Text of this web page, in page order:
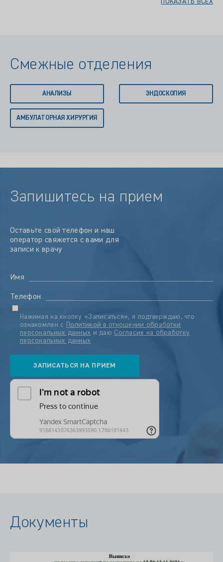
ПОКАЗАТЬ ВСЕХ
Смежные отделения
АНАЛИЗЫ ЭНДОСКОПИЯ
АМБУЛАТОРНАЯ ХИРУРГИЯ
Запишитесь на прием
Оставьте свой телефон и наш
оператор свяжется с вами для
записи к врачу
Имя
Телефон
Нажимая на кнопку «Записаться», я подтверждаю, что
ознакомлен с
Политикой в отношении обработки
персональных данных и даю Согласие на обработку
персональных данных
Документы